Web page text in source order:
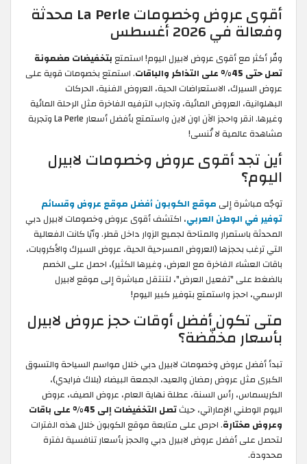
أقوى عروض وخصومات La Perle محدثة
وفعالة في 2026 أغسطس
وفّر أكثر مع أقوى عروض لابيرل اليوم! استمتع بتخفيضات مضمونة
تصل حتى 45% على التذاكر والباقات
. استمتع بخصومات قوية على
عروض السيرك، الاستعراضات الحية، العروض الفنية، الحركات
البهلوانية، العروض المائية، وتجارب الترفيه الفاخرة مثل الرحلة المائية
وغيرها. انقر واحجز الآن اون لاين واستمتع بأفضل أسعار La Perle وتجربة
مشاهدة عالمية لا تُنسى!
أين تجد أقوى عروض وخصومات لابيرل
اليوم؟
توجّه مباشرة إلى موقع الكوبون أفضل موقع عروض وقسائم
توفير في الوطن العربي، اكتشف أقوى عروض وخصومات لابيرل دبي
المحدثة باستمرار والمتاحة لجميع الزوار داخل قطر. وأيًا كانت الفعالية
التي ترغب بحجزها (العروض المسرحية الحية، عروض السيرك والأكروبات،
باقات العشاء الفاخرة مع العرض، وغيرها الكثير)، احصل على الخصم
بالضغط على "تفعيل العرض"، لتنتقل مباشرة إلى موقع لابيرل
الرسمي، احجز واستمتع بتوفير كبير اليوم!
متى تكون أفضل أوقات حجز عروض لابيرل
بأسعار مخفّضة؟
تبدأ أفضل عروض وخصومات لابيرل دبي خلال مواسم السياحة والتسوق
الكبرى مثل عروض رمضان والعيد، الجمعة البيضاء (بلاك فرايدي)،
الكريسماس، رأس السنة، عطلة نهاية العام، عروض الصيف، عروض
اليوم الوطني الإماراتي، حيث
تصل التخفيضات إلى 45% على باقات
وعروض مختارة. احرص على متابعة موقع الكوبون خلال هذه الفترات
لتحصل على أفضل عروض لابيرل دبي والحجز بأسعار تنافسية لفترة
محدودة.